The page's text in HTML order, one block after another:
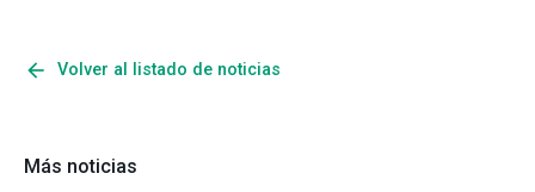
arrow_back Volver al listado de noticias
Más noticias